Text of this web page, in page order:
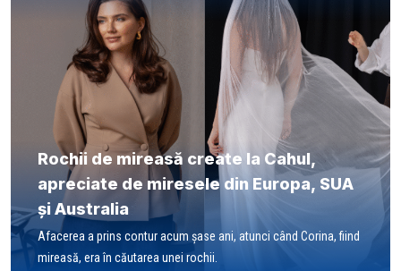
Rochii de mireasă create la Cahul,
apreciate de miresele din Europa, SUA
și Australia
Afacerea a prins contur acum șase ani, atunci când Corina, fiind
mireasă, era în căutarea unei rochii.